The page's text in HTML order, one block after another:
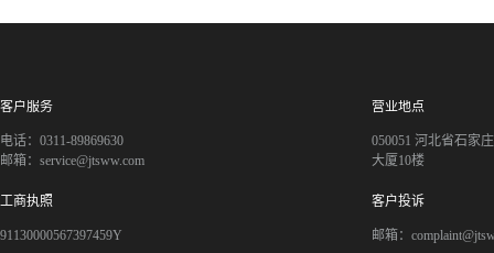
客户服务
电话：0311-89869630
邮箱：service@jtsww.com
营业地点
050051 河北省石家
大厦10楼
工商执照
91130000567397459Y
客户投诉
邮箱：